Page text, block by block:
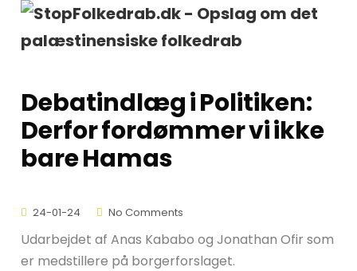
Debatindlæg i Politiken:
Derfor fordømmer vi ikke
bare Hamas
24-01-24 No Comments
Udarbejdet af Anas Kababo og Jonathan Ofir som
er medstillere på borgerforslaget.